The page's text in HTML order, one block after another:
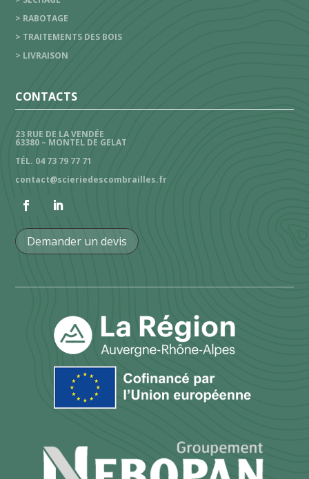
> RABOTAGE
> TRAITEMENTS DES BOIS
> LIVRAISON
CONTACTS
23 RUE DE LA VENDÉE
63380 – MONTEL DE GELAT
TÉL. 04 73 79 77 71
contact@scieriedescombrailles.fr
Demander un devis